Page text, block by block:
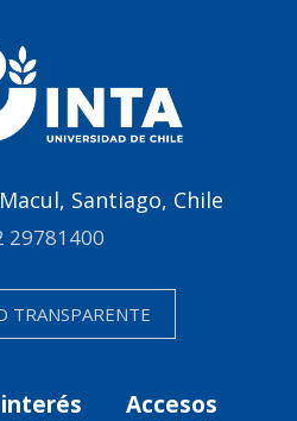
Santiago, Chile
29781400
TRANSPARENTE
interés Accesos